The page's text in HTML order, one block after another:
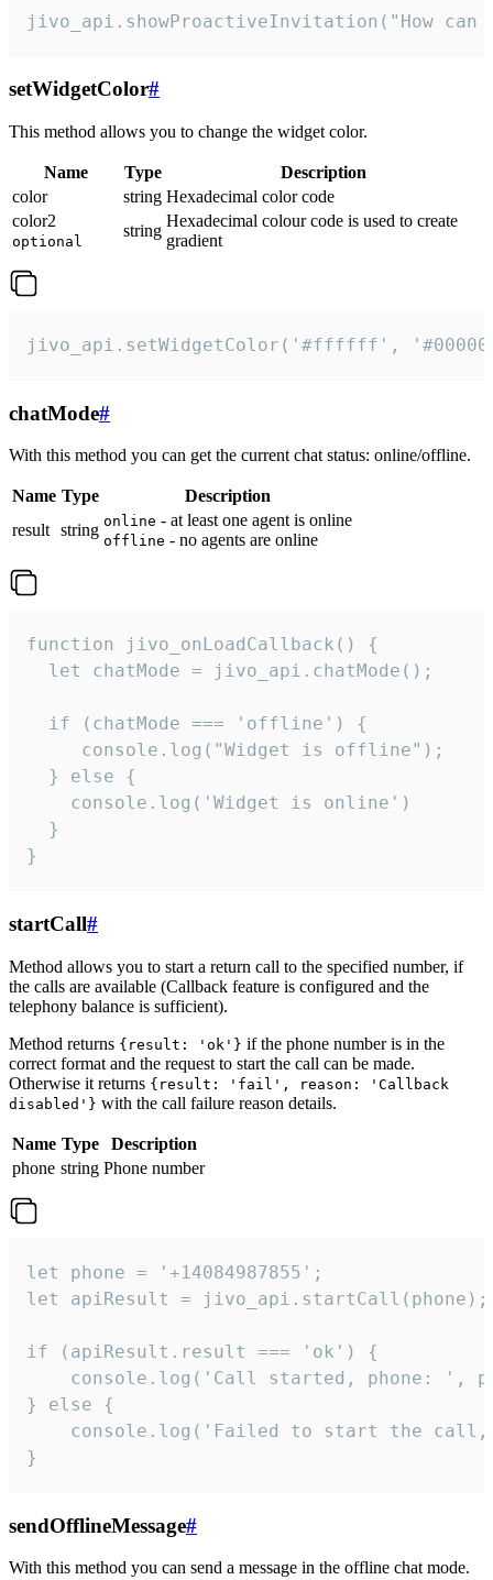
jivo_api.showProactiveInvitation("How
setWidgetColor#
This method allows you to change the widget color.
Name Type
Description
color
string Hexadecimal color code
color2
optional
string
Hexadecimal colour code is used to create
gradient
jivo_api.setWidgetColor('#ffffff',
chatMode#
With this method you can get the current chat status: online/offline.
Name Type
Description
result string online - at least one agent is online
offline - no agents are online
function jivo_onLoadCallback() {
  let chatMode = jivo_api.chatMode();
  if (chatMode === 'offline') {
     console.log("Widget is offline");
  } else {
    console.log('Widget is online')
  }
}
startCall#
Method allows you to start a return call to the specified number, if
the calls are available (Callback feature is configured and the
telephony balance is sufficient).
Method returns {result: 'ok'} if the phone number is in the
correct format and the request to start the call can be made.
Otherwise it returns {result: 'fail', reason: 'Callback
disabled'} with the call failure reason details.
Name Type
Description
phone string Phone number
let phone = '+14084987855';
let apiResult = jivo_api.startCall(phone);
if (apiResult.result === 'ok') {
console.log('Call started, phone: ',
} else {
console.log('Failed to start the
}
sendOfflineMessage#
With this method you can send a message in the offline chat mode.